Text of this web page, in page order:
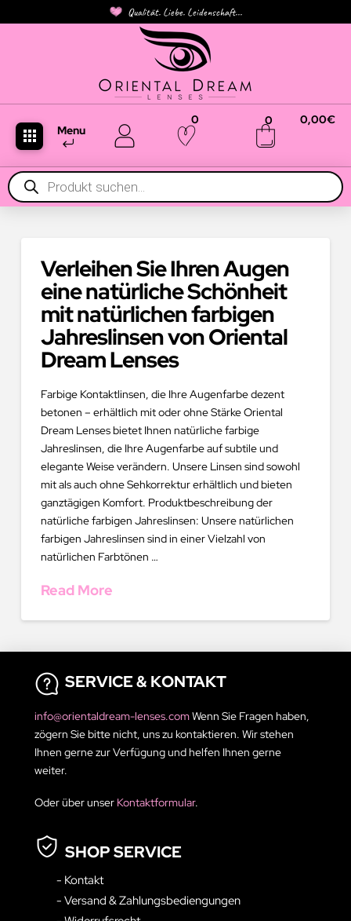
Qualität. Liebe. Leidenschaft...
Menu
0 0 0,00€
Products
search
Verleihen Sie Ihren Augen
eine natürliche Schönheit
mit natürlichen farbigen
Jahreslinsen von Oriental
Dream Lenses
Farbige Kontaktlinsen, die Ihre Augenfarbe dezent
betonen – erhältlich mit oder ohne Stärke Oriental
Dream Lenses bietet Ihnen natürliche farbige
Jahreslinsen, die Ihre Augenfarbe auf subtile und
elegante Weise verändern. Unsere Linsen sind sowohl
mit als auch ohne Sehkorrektur erhältlich und bieten
ganztägigen Komfort. Produktbeschreibung der
natürliche farbigen Jahreslinsen: Unsere natürlichen
farbigen Jahreslinsen sind in einer Vielzahl von
natürlichen Farbtönen …
Read More
SERVICE & KONTAKT
info@orientaldream-lenses.comWenn Sie Fragen haben,
zögern Sie bitte nicht, uns zu kontaktieren. Wir stehen
Ihnen gerne zur Verfügung und helfen Ihnen gerne
weiter.
Oder über unser Kontaktformular.
SHOP SERVICE
- Kontakt
- Versand & Zahlungsbediengungen